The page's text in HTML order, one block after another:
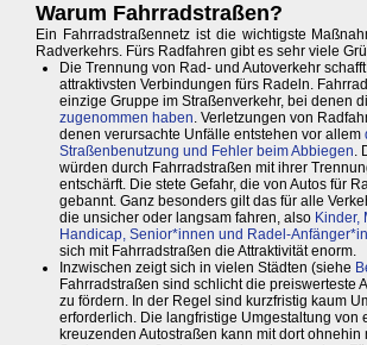
Warum Fahrradstraßen?
Ein Fahrradstraßennetz ist die wichtigste
Radverkehrs. Fürs Radfahren gibt es sehr viele
Die Trennung von Rad- und Autoverkehr
attraktivsten Verbindungen fürs Radeln.
einzige Gruppe im Straßenverkehr, bei denen
zugenommen haben. Verletzungen von
denen verursachte Unfälle entstehen vor allem
Straßenbenutzung und Fehler beim Abbiegen.
würden durch Fahrradstraßen mit ihrer
entschärft. Die stete Gefahr, die von Autos für
gebannt. Ganz besonders gilt das für alle
die unsicher oder langsam fahren, also Kinder,
Handicap, Senior*innen und Radel-
sich mit Fahrradstraßen die Attraktivität enorm.
Inzwischen zeigt sich in vielen Städten (siehe
Fahrradstraßen sind schlicht die preiswerteste
zu fördern. In der Regel sind kurzfristig kaum
erforderlich. Die langfristige Umgestaltung von
kreuzenden Autostraßen kann mit dort ohnehin